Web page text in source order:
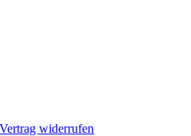
Vertrag widerrufen